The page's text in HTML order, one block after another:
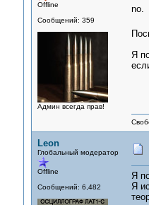
Offline
Сообщений: 359
Админ всегда прав!
no.
Я
Leon
Глобальный модератор
Offline
Сообщений: 6,482
Я
Я